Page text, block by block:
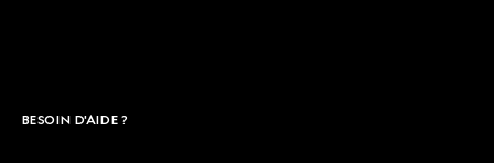
BESOIN D'AIDE ?